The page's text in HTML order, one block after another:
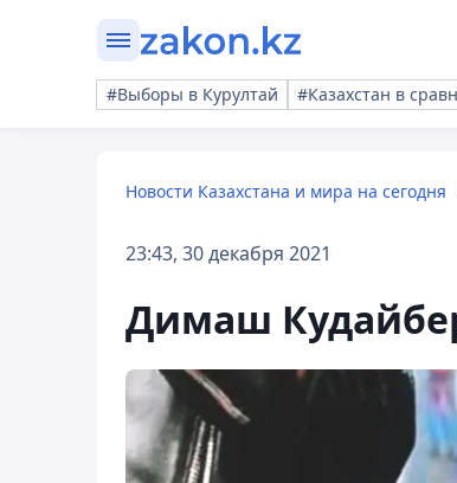
#Выборы в Курултай #Казахстан в
Новости Казахстана и мира на сегодня
23:43, 30 декабря 2021
Димаш